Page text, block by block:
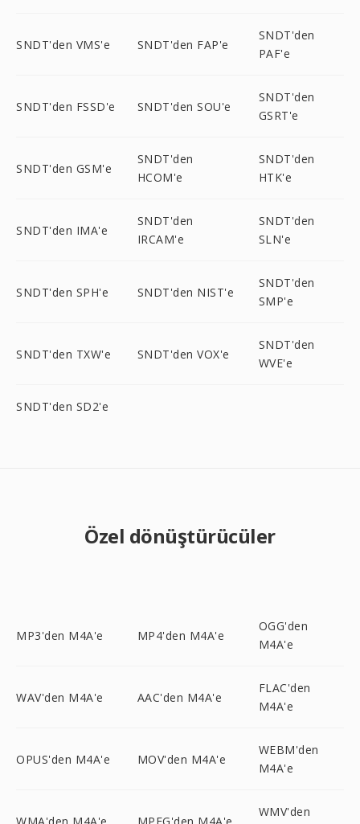
SNDT'den VMS'e SNDT'den FAP'e
SNDT'den
PAF'e
SNDT'den FSSD'e SNDT'den SOU'e
SNDT'den
GSRT'e
SNDT'den GSM'e
SNDT'den
HCOM'e
SNDT'den
HTK'e
SNDT'den IMA'e
SNDT'den
IRCAM'e
SNDT'den
SLN'e
SNDT'den SPH'e SNDT'den NIST'e
SNDT'den
SMP'e
SNDT'den TXW'e SNDT'den VOX'e
SNDT'den
WVE'e
SNDT'den SD2'e
Özel dönüştürücüler
MP3'den M4A'e MP4'den M4A'e
OGG'den
M4A'e
WAV'den M4A'e AAC'den M4A'e
FLAC'den
M4A'e
OPUS'den M4A'e MOV'den M4A'e
WEBM'den
M4A'e
WMA'den M4A'e MPEG'den M4A'e
WMV'den